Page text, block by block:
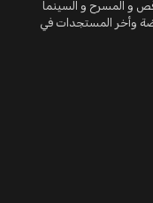
و المسرح و السينما
وأخر المستجدات في